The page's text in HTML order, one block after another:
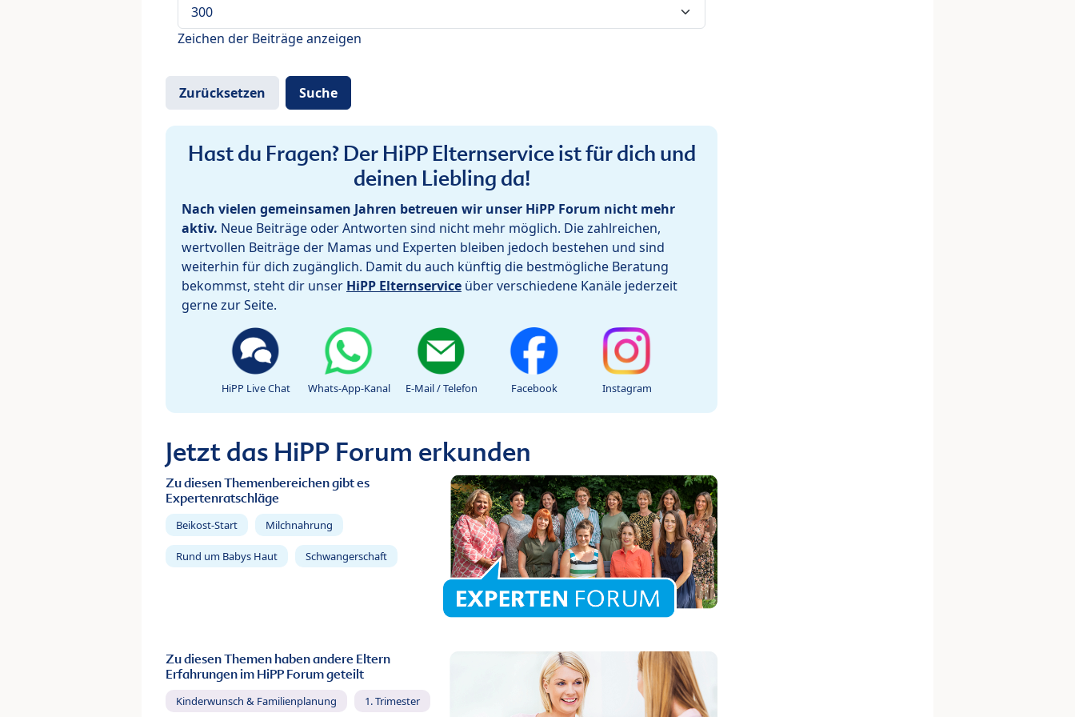
Zeichen der Beiträge anzeigen
Hast du Fragen? Der HiPP Elternservice ist für dich und
deinen Liebling da!
Nach vielen gemeinsamen Jahren betreuen wir unser HiPP Forum nicht mehr
aktiv. Neue Beiträge oder Antworten sind nicht mehr möglich. Die zahlreichen,
wertvollen Beiträge der Mamas und Experten bleiben jedoch bestehen und sind
weiterhin für dich zugänglich. Damit du auch künftig die bestmögliche Beratung
bekommst, steht dir unser HiPP Elternservice über verschiedene Kanäle jederzeit
gerne zur Seite.
HiPP Live Chat Whats-App-Kanal E-Mail / Telefon Facebook Instagram
Jetzt das HiPP Forum erkunden
Zu diesen Themenbereichen gibt es
Expertenratschläge
Beikost-Start Milchnahrung
Rund um Babys Haut Schwangerschaft
Zu diesen Themen haben andere Eltern
Erfahrungen im HiPP Forum geteilt
Kinderwunsch & Familienplanung 1. Trimester